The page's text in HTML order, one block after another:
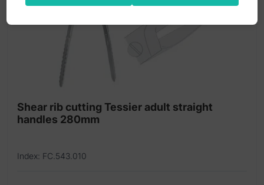
Shear rib cutting Tessier adult straight
handles 280mm
Index: FC.543.010